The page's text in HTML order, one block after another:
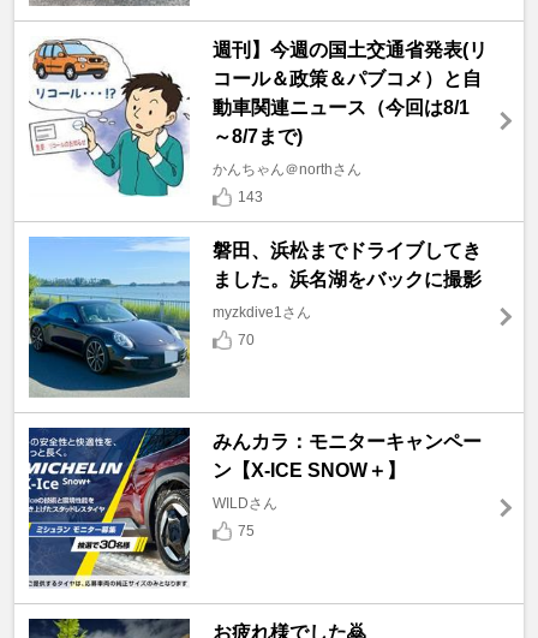
週刊】今週の国土交通省発表(リ
コール＆政策＆パブコメ）と自
動車関連ニュース（今回は8/1
～8/7まで)
かんちゃん＠northさん
143
磐田、浜松までドライブしてき
ました。浜名湖をバックに撮影
myzkdive1さん
70
みんカラ：モニターキャンペー
ン【X-ICE SNOW＋】
WILDさん
75
お疲れ様でした🙇